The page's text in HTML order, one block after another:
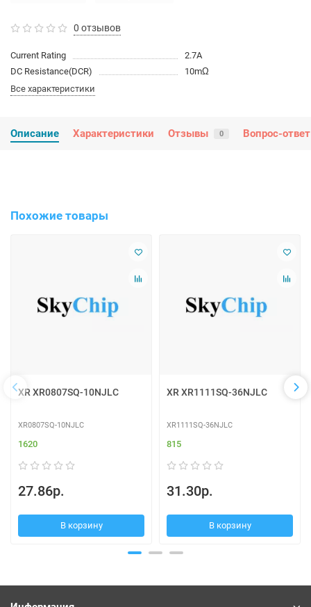
0 отзывов
Current Rating
2.7A
DC Resistance(DCR)
10mΩ
Все характеристики
Описание Характеристики Отзывы 0 Вопрос-ответ
Похожие товары
XR XR0807SQ-10NJLC
XR0807SQ-10NJLC
1620
27.86р.
В корзину
XR XR1111SQ-36NJLC
XR1111SQ-36NJLC
815
31.30р.
В корзину